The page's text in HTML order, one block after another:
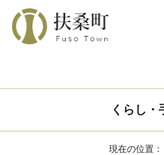
くらし・
現在の位置：